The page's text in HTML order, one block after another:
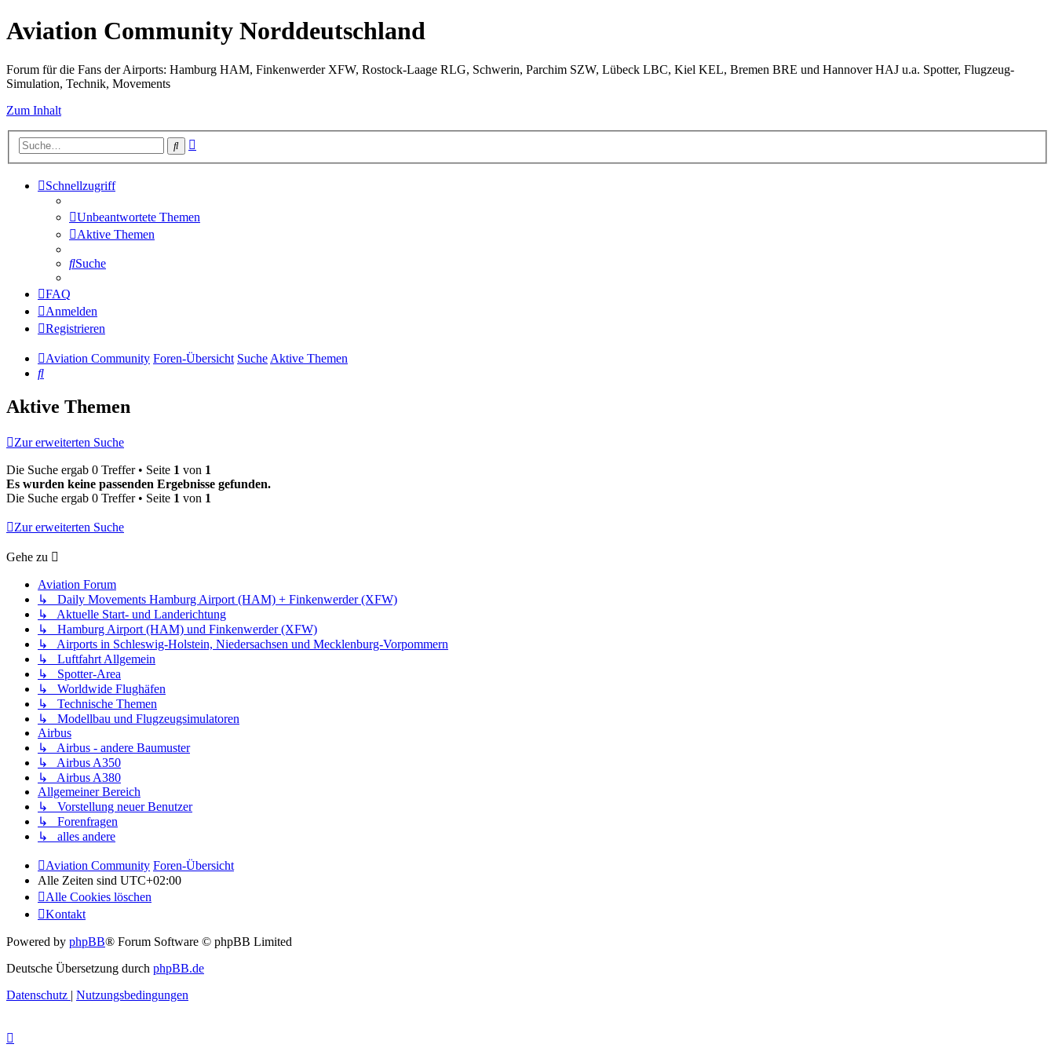
Aviation Community Norddeutschland
Forum für die Fans der Airports: Hamburg HAM, Finkenwerder XFW, Rostock-Laage RLG, Schwerin, Parchim SZW, Lübeck LBC, Kiel KEL, Bremen BRE und Hannover HAJ u.a. Spotter, Flugzeug-
Simulation, Technik, Movements
Zum Inhalt
Suche
Schnellzugriff
Unbeantwortete Themen
Aktive Themen
Suche
FAQ
Anmelden
Registrieren
Aviation Community Foren-Übersicht SucheAktive Themen
Suche
Aktive Themen
Zur erweiterten Suche
Die Suche ergab 0 Treffer • Seite 1 von 1
Es wurden keine passenden Ergebnisse gefunden.
Die Suche ergab 0 Treffer • Seite 1 von 1
Zur erweiterten Suche
Gehe zu
Aviation Forum
↳ Daily Movements Hamburg Airport (HAM) + Finkenwerder (XFW)
↳ Aktuelle Start- und Landerichtung
↳ Hamburg Airport (HAM) und Finkenwerder (XFW)
↳ Airports in Schleswig-Holstein, Niedersachsen und Mecklenburg-Vorpommern
↳ Luftfahrt Allgemein
↳ Spotter-Area
↳ Worldwide Flughäfen
↳ Technische Themen
↳ Modellbau und Flugzeugsimulatoren
Airbus
↳ Airbus - andere Baumuster
↳ Airbus A350
↳ Airbus A380
Allgemeiner Bereich
↳ Vorstellung neuer Benutzer
↳ Forenfragen
↳ alles andere
Aviation Community Foren-Übersicht
Alle Zeiten sind UTC+02:00
Alle Cookies löschen
Kontakt
Powered by phpBB® Forum Software © phpBB Limited
Deutsche Übersetzung durch phpBB.de
Datenschutz | Nutzungsbedingungen